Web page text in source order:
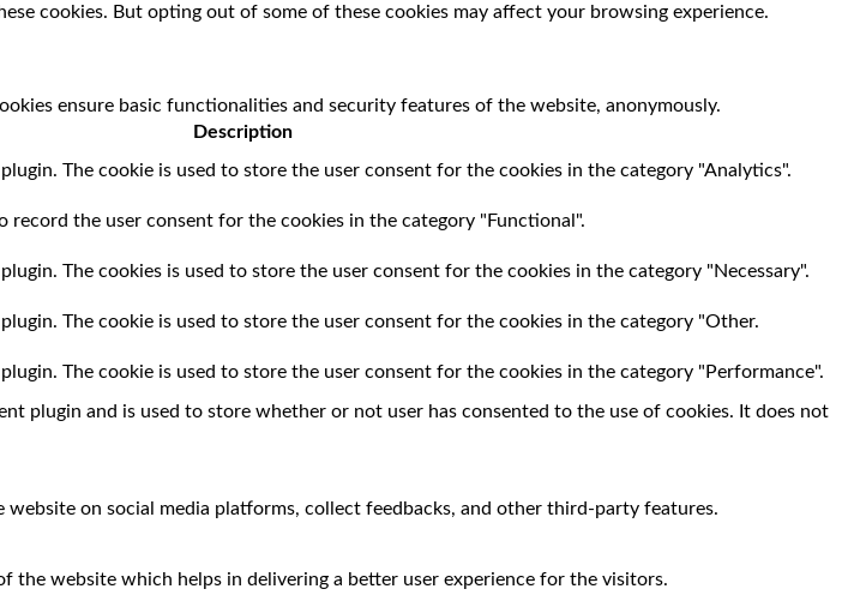
cookies. But opting out of some of these cookies may affect your browsing experience.
ensure basic functionalities and security features of the website, anonymously.
Description
The cookie is used to store the user consent for the cookies in the category "Analytics".
record the user consent for the cookies in the category "Functional".
The cookies is used to store the user consent for the cookies in the category "Necessary".
The cookie is used to store the user consent for the cookies in the category "Other.
The cookie is used to store the user consent for the cookies in the category "Performance".
plugin and is used to store whether or not user has consented to the use of cookies. It does not
on social media platforms, collect feedbacks, and other third-party features.
the website which helps in delivering a better user experience for the visitors.